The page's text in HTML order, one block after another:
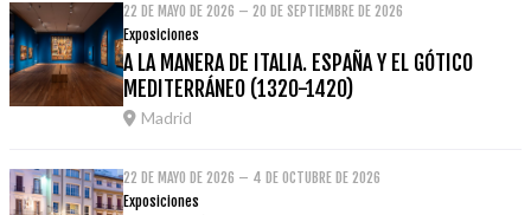
22 DE MAYO DE 2026 – 20 DE SEPTIEMBRE DE 2026
Exposiciones
A LA MANERA DE ITALIA. ESPAÑA Y EL GÓTICO
MEDITERRÁNEO (1320-1420)
Madrid
22 DE MAYO DE 2026 – 4 DE OCTUBRE DE 2026
Exposiciones